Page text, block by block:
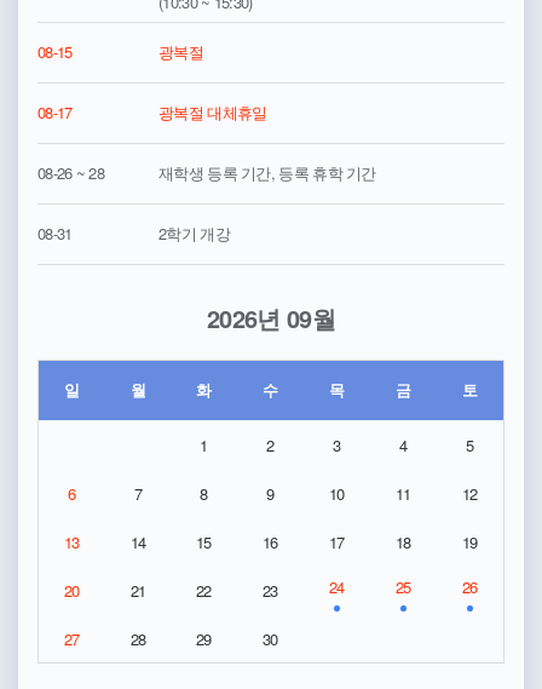
08-15 광복절
08-17 광복절 대체휴일
08-26 ~ 28 재학생 등록 기간, 등록 휴학 기간
08-31 2학기 개강
2026년 09월
일 월 화 수 목 금 토
1 2 3 4 5
6 7 8 9 10 11 12
13 14 15 16 17 18 19
20 21 22 23 24 25 26
27 28 29 30